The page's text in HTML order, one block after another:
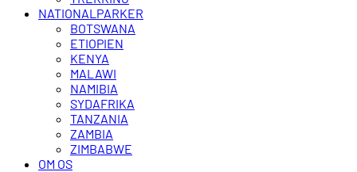
NATIONALPARKER
BOTSWANA
ETIOPIEN
KENYA
MALAWI
NAMIBIA
SYDAFRIKA
TANZANIA
ZAMBIA
ZIMBABWE
OM OS